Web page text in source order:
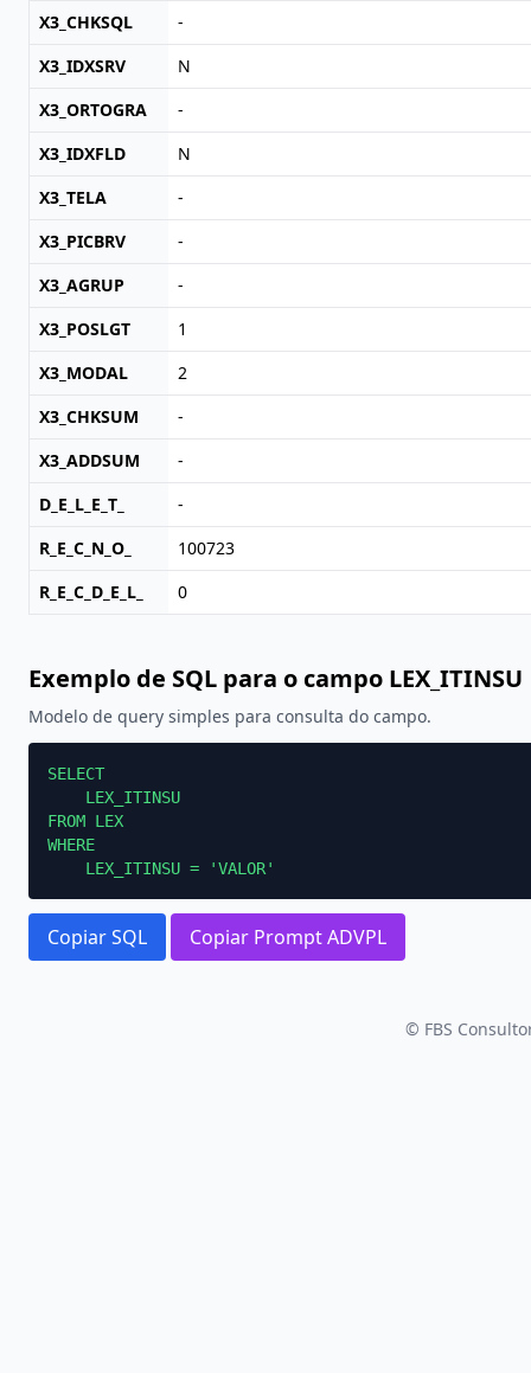
X3_CHKSQL
-
X3_IDXSRV
N
X3_ORTOGRA
-
X3_IDXFLD
N
X3_TELA
-
X3_PICBRV
-
X3_AGRUP
-
X3_POSLGT
1
X3_MODAL
2
X3_CHKSUM
-
X3_ADDSUM
-
D_E_L_E_T_
-
R_E_C_N_O_
100723
R_E_C_D_E_L_
0
Exemplo de SQL para o campo LEX_ITINSU
Modelo de query simples para consulta do campo.
SELECT
    LEX_ITINSU
FROM LEX
WHERE
    LEX_ITINSU = 'VALOR'
Copiar SQL Copiar Prompt ADVPL
© FBS